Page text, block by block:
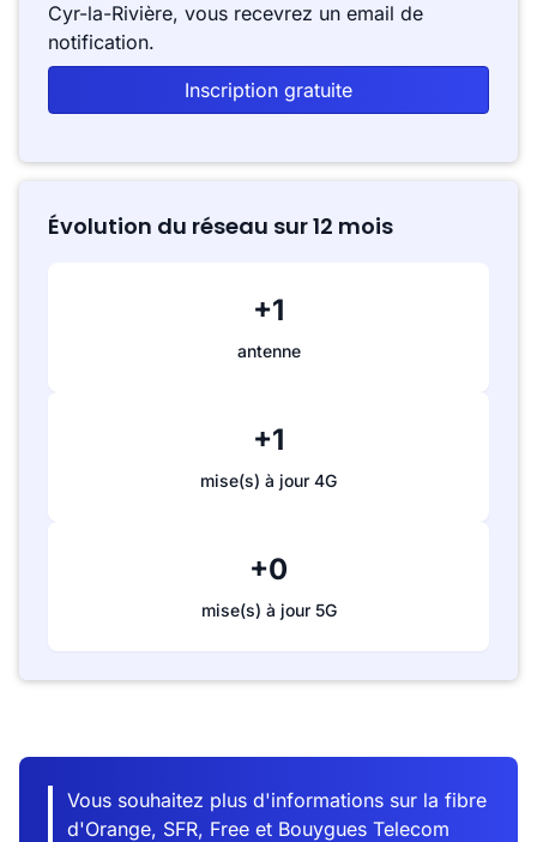
Cyr-la-Rivière, vous recevrez un email de
notification.
Inscription gratuite
Évolution du réseau sur 12 mois
+1
antenne
+1
mise(s) à jour 4G
+0
mise(s) à jour 5G
Vous souhaitez plus d'informations sur la fibre
d'Orange, SFR, Free et Bouygues Telecom